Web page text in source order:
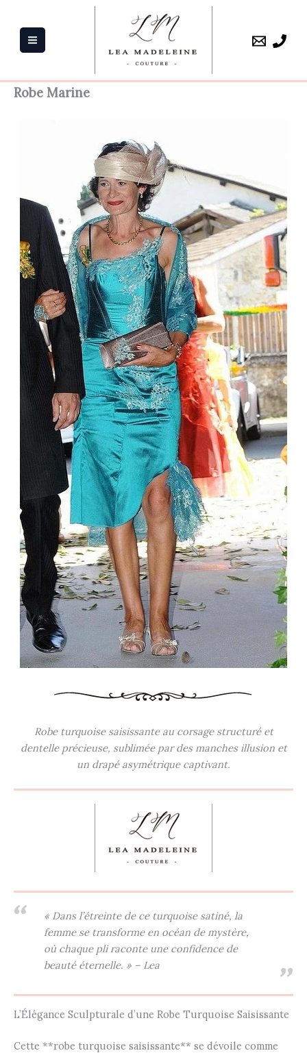
contenu
Robe Marine
Robe turquoise saisissante au corsage structuré et
dentelle précieuse, sublimée par des manches illusion et
un drapé asymétrique captivant.
« Dans l’étreinte de ce turquoise satiné, la
femme se transforme en océan de mystère,
où chaque pli raconte une confidence de
beauté éternelle. » – Lea
L’Élégance Sculpturale d’une Robe Turquoise Saisissante
Cette **robe turquoise saisissante** se dévoile comme